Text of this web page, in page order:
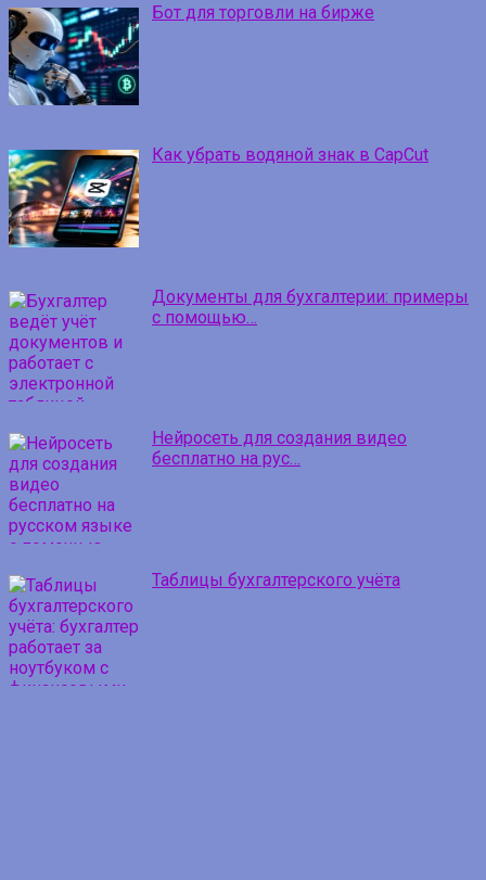
Бот для торговли на бирже
Как убрать водяной знак в CapCut
Документы для бухгалтерии: примеры
с помощью…
Нейросеть для создания видео
бесплатно на рус…
Таблицы бухгалтерского учёта